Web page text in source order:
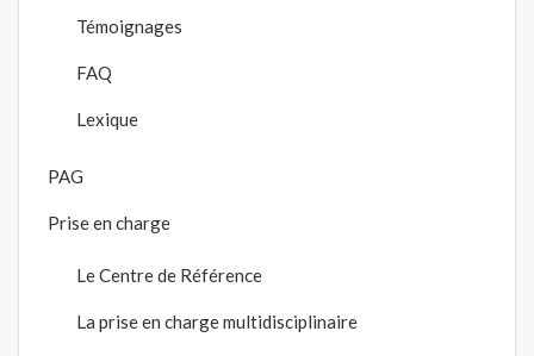
Témoignages
FAQ
Lexique
PAG
Prise en charge
Le Centre de Référence
La prise en charge multidisciplinaire